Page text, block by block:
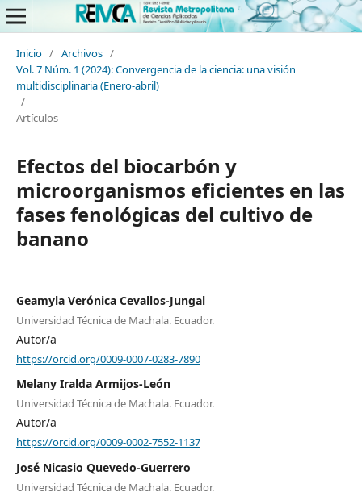
Inicio / Archivos /
Vol. 7 Núm. 1 (2024): Convergencia de la ciencia: una visión
multidisciplinaria (Enero-abril)
/
Artículos
Efectos del biocarbón y
microorganismos eficientes en las
fases fenológicas del cultivo de
banano
Geamyla Verónica Cevallos-Jungal
Universidad Técnica de Machala. Ecuador.
Autor/a
https://orcid.org/0009-0007-0283-7890
Melany Iralda Armijos-León
Universidad Técnica de Machala. Ecuador.
Autor/a
https://orcid.org/0009-0002-7552-1137
José Nicasio Quevedo-Guerrero
Universidad Técnica de Machala. Ecuador.